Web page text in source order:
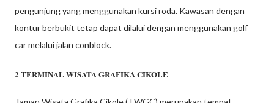
pengunjung yang menggunakan kursi roda. Kawasan dengan
kontur berbukit tetap dapat dilalui dengan menggunakan golf
car melalui jalan conblock.
2 TERMINAL WISATA GRAFIKA CIKOLE